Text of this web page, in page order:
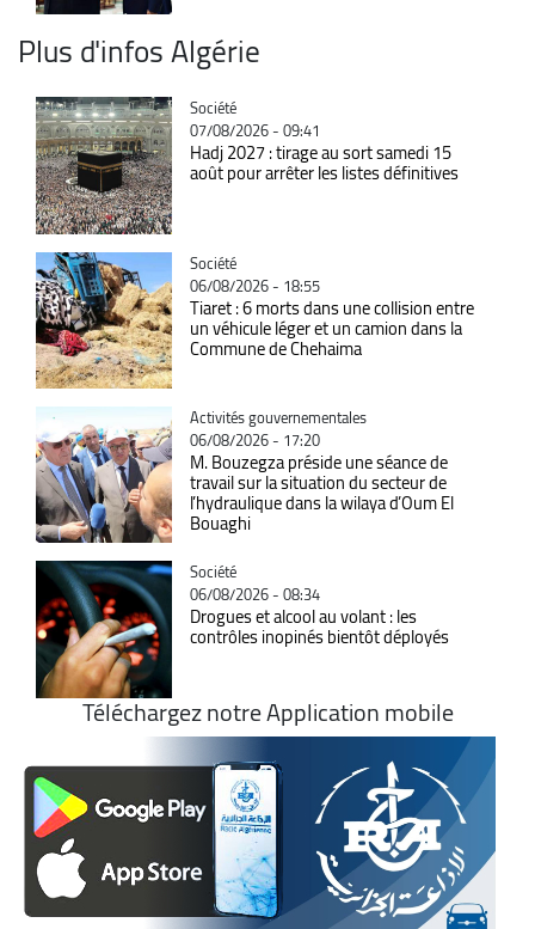
Plus d'infos Algérie
Catégorie
Société
07/08/2026 - 09:41
Hadj 2027 : tirage au sort samedi 15
août pour arrêter les listes définitives
Catégorie
Société
06/08/2026 - 18:55
Tiaret : 6 morts dans une collision entre
un véhicule léger et un camion dans la
Commune de Chehaima
Catégorie
Activités gouvernementales
06/08/2026 - 17:20
M. Bouzegza préside une séance de
travail sur la situation du secteur de
l’hydraulique dans la wilaya d’Oum El
Bouaghi
Catégorie
Société
06/08/2026 - 08:34
Drogues et alcool au volant : les
contrôles inopinés bientôt déployés
Téléchargez notre Application mobile